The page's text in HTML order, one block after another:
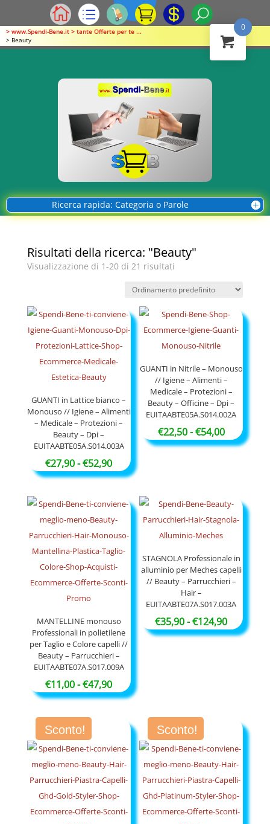
> www.Spendi-Bene.it > tante Offerte per te ...
> Beauty
Ricerca rapida: Categoria o Parole
Risultati della ricerca: "Beauty"
Visualizzazione di 1-20 di 21 risultati
GUANTI in Lattice bianco –
Monouso // Igiene – Alimenti
– Medicale – Protezioni –
Beauty – Dpi –
EUITAABTE05A.S014.003A
€27,90-€52,90Fascia
di
prezzo:
da
€27,90
a
€52,90
GUANTI in Nitrile – Monouso
// Igiene – Alimenti –
Medicale – Protezioni –
Beauty – Officine – Dpi –
EUITAABTE05A.S014.002A
€22,50-€54,00Fascia
di
a
€54,00
MANTELLINE monouso
Professionali in polietilene
per Taglio e Colore capelli //
Beauty – Parrucchieri –
EUITAABTE07A.S017.009A
€11,00-€47,90Fascia
di
€11,00
a
€47,90
STAGNOLA Professionale in
alluminio per Meches capelli
// Beauty – Parrucchieri –
Hair –
EUITAABTE07A.S017.003A
€35,90-€124,90Fascia
di
Sconto!
Sconto!
0